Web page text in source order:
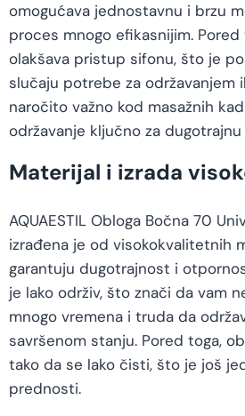
omogućava jednostavnu i brzu
proces mnogo efikasnijim. Pored
olakšava pristup sifonu, što je
slučaju potrebe za održavanjem
naročito važno kod masažnih
održavanje ključno za
Materijal i izrada
AQUAESTIL Obloga Bočna 70
izrađena je od visokokvalitetnih
garantuju dugotrajnost i
je lako održiv, što znači da vam
mnogo vremena i truda da
savršenom stanju. Pored toga,
tako da se lako čisti, što je još
prednosti.